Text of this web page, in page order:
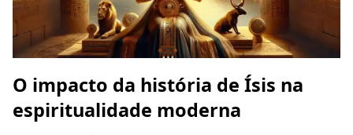
O impacto da história de Ísis na
espiritualidade moderna